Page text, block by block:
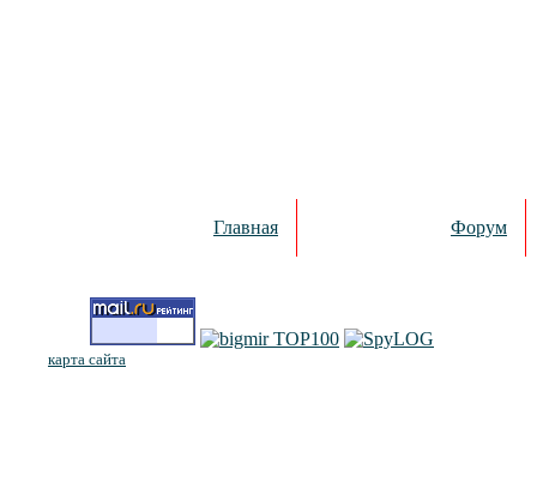
Главная Форум
карта сайта